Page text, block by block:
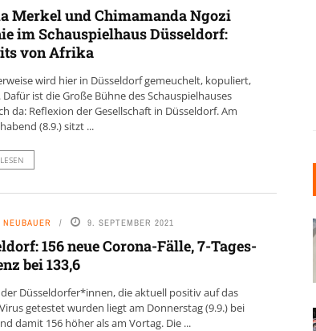
Merkel und Chimamanda Ngozi
im Schauspielhaus Düsseldorf:
von Afrika
wird hier in Düsseldorf gemeuchelt, kopuliert,
Dafür ist die Große Bühne des Schauspielhauses
da: Reflexion der Gesellschaft in Düsseldorf. Am
(8.9.) sitzt ...
NEUBAUER 9. SEPTEMBER 2021
156 neue Corona-Fälle, 7-Tages-
bei 133,6
der Düsseldorfer*innen, die aktuell positiv auf das
getestet wurden liegt am Donnerstag (9.9.) bei
damit 156 höher als am Vortag. Die ...